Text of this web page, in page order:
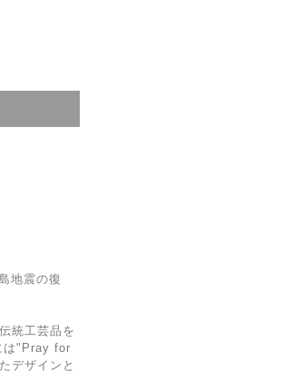
地震の復
統工芸品を
は"Pray for
デザインと